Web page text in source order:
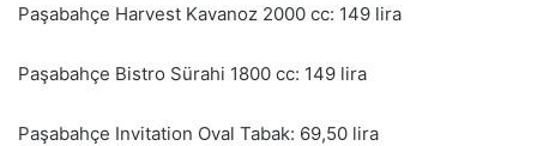
Paşabahçe Harvest Kavanoz 2000 cc: 149 lira
Paşabahçe Bistro Sürahi 1800 cc: 149 lira
Paşabahçe Invitation Oval Tabak: 69,50 lira